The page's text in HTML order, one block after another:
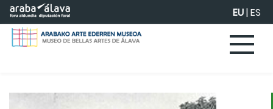
Eduki nagusira joan EU|ES